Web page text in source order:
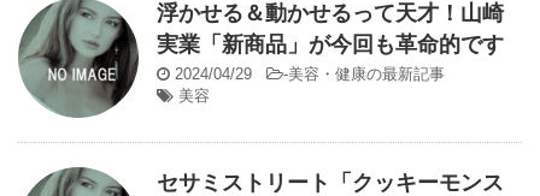
浮かせる＆動かせるって天才！山崎
実業「新商品」が今回も革命的です
2024/04/29 -美容・健康の最新記事
美容
セサミストリート「クッキーモンス